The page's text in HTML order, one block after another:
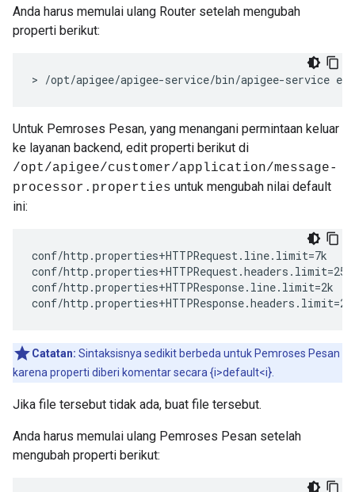
Anda harus memulai ulang Router setelah mengubah
properti berikut:
> /opt/apigee/apigee-service/bin/apigee-service
Untuk Pemroses Pesan, yang menangani permintaan keluar
ke layanan backend, edit properti berikut di
/opt/apigee/customer/application/message-
processor.properties untuk mengubah nilai default
ini:
conf/http.properties+HTTPRequest.line.limit=7k
conf/
conf/http.properties+HTTPResponse.line.limit=2k
conf/
Catatan: Sintaksisnya sedikit berbeda untuk Pemroses Pesan
karena properti diberi komentar secara {i>default<i}.
Jika file tersebut tidak ada, buat file tersebut.
Anda harus memulai ulang Pemroses Pesan setelah
mengubah properti berikut: